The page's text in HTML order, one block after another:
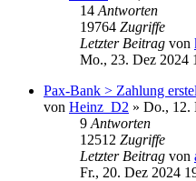
14 Antworten
19764 Zugriffe
Letzter Beitrag von
Mo., 23. Dez 2024
Pax-Bank > Zahlung
von Heinz_D2 » Do., 12.
9 Antworten
12512 Zugriffe
Letzter Beitrag von
Fr., 20. Dez 2024